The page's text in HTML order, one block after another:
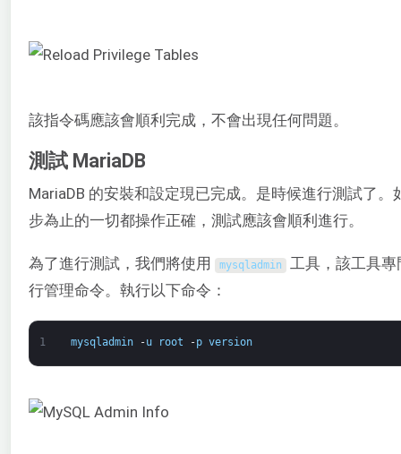
該指令碼應該會順利完成，不會出現任何問題。
測試 MariaDB
MariaDB 的安裝和設定現已完成。是時候進行測試了。
步為止的一切都操作正確，測試應該會順利進行。
為了進行測試，我們將使用 mysqladmin 工具，該工具專
行管理命令。執行以下命令：
1 mysqladmin -u root -p version